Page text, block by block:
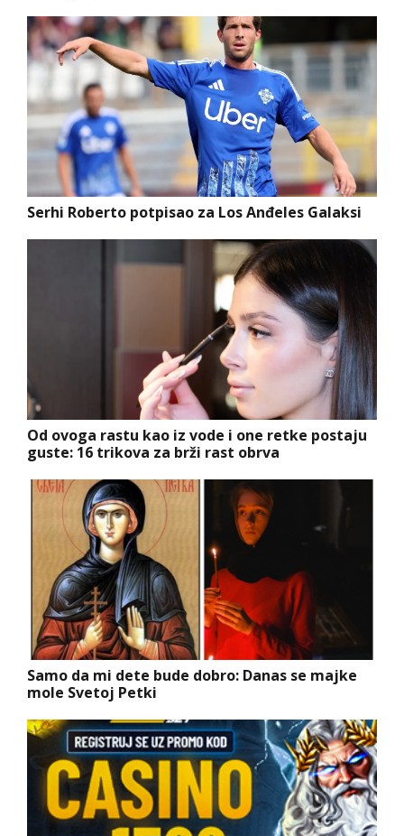
Serhi Roberto potpisao za Los Anđeles Galaksi
Od ovoga rastu kao iz vode i one retke postaju
guste: 16 trikova za brži rast obrva
Samo da mi dete bude dobro: Danas se majke
mole Svetoj Petki